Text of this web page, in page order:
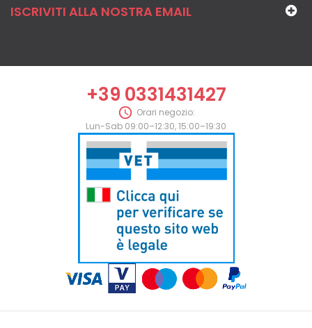
ISCRIVITI ALLA NOSTRA EMAIL
+39 0331431427
 Orari negozio:
Lun-Sab 09:00–12:30, 15:00–19:30